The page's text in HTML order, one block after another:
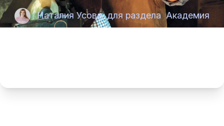
Наталия Усовадля раздела Академия